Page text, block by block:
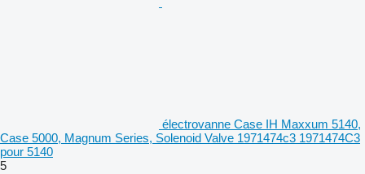
électrovanne Case IH Maxxum 5140,
Case 5000, Magnum Series, Solenoid Valve 1971474c3 1971474C3
pour 5140
5